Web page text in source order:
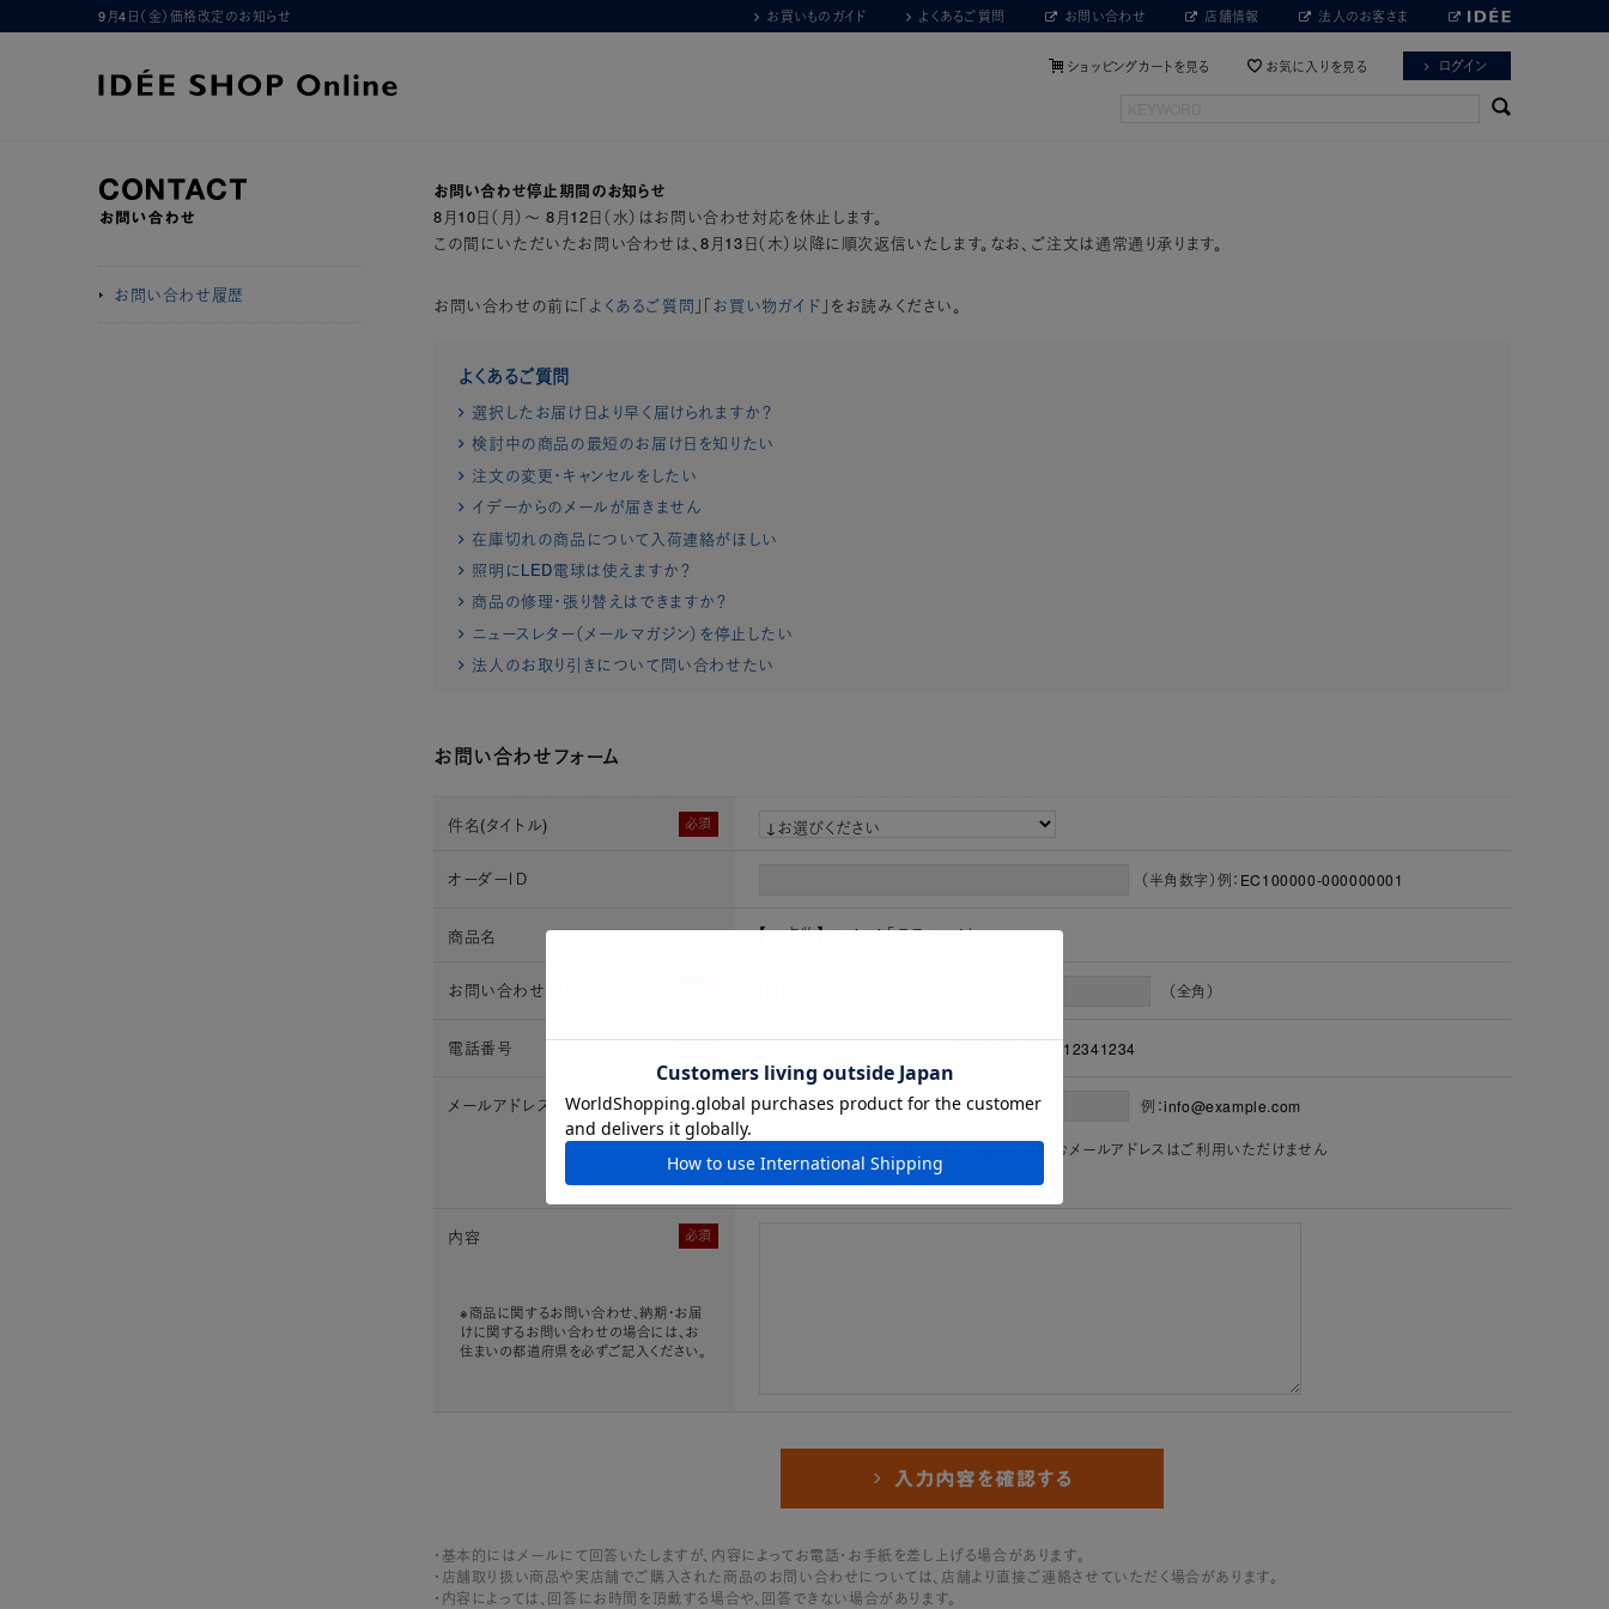
9月4日（金）価格改定のお知らせ お買いものガイド よくあるご質問 お問い合わせ 店舗情報 法人のお客さま
ショッピングカートを見る お気に入りを見る ログイン
お問い合わせ履歴
お問い合わせ停止期間のお知らせ
8月10日（月）～ 8月12日（水）はお問い合わせ対応を休止します。
この間にいただいたお問い合わせは、8月13日（木）以降に順次返信いたします。なお、ご注文は通常通り承ります。
お問い合わせの前に「よくあるご質問 」「お買い物ガイド 」をお読みください。
よくあるご質問
選択したお届け日より早く届けられますか？
検討中の商品の最短のお届け日を知りたい
注文の変更・キャンセルをしたい
イデーからのメールが届きません
在庫切れの商品について入荷連絡がほしい
照明にLED電球は使えますか？
商品の修理・張り替えはできますか？
ニュースレター（メールマガジン）を停止したい
法人のお取り引きについて問い合わせたい
お問い合わせフォーム
必須
件名(タイトル)
オーダーＩＤ （半角数字）例：EC100000-000000001
商品名 【一点物】 coricci 「ラスコー4」
お問い合わせ時お名前 （全角）
必須
電話番号 （半角数字）例：09012341234
必須
メールアドレス 例：info@example.com
※「.@ (@の前にドット)」、「.. (ドット2つ)」を含むメールアドレスはご利用いただけません
必須
内容
※商品に関するお問い合わせ、納期・お届
けに関するお問い合わせの場合には、お
住まいの都道府県を必ずご記入ください。
・基本的にはメールにて回答いたしますが、内容によってお電話・お手紙を差し上げる場合があります。
・店舗取り扱い商品や実店舗でご購入された商品のお問い合わせについては、店舗より直接ご連絡させていただく場合があります。
・内容によっては、回答にお時間を頂戴する場合や、回答できない場合があります。